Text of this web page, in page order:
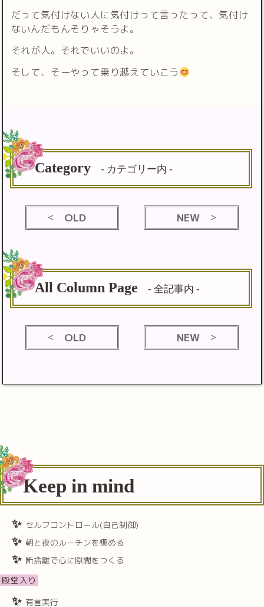
だって気付けない人に気付けって言ったって、気付け
ないんだもんそりゃそうよ。
それが人。それでいいのよ。
そして、そーやって乗り越えていこう
Category - カテゴリー内 -
OLD NEW
All Column Page - 全記事内 -
OLD NEW
Keep in mind
セルフコントロール(自己制御)
朝と夜のルーチンを極める
断捨離で心に隙間をつくる
殿堂入り
有言実行